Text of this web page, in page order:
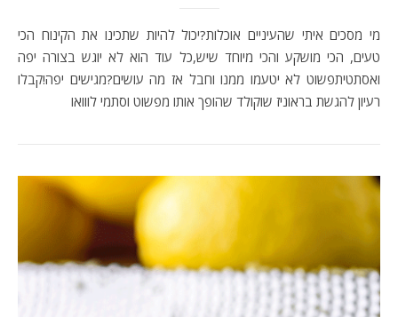
מי מסכים איתי שהעיניים אוכלות?יכול להיות שתכינו את הקינוח הכי
טעים, הכי מושקע והכי מיוחד שיש,כל עוד הוא לא יוגש בצורה יפה
ואסתטיתפשוט לא יטעמו ממנו וחבל אז מה עושים?מגישים יפה!קבלו
רעיון להגשת בראוניז שוקולד שהופך אותו מפשוט וסתמי לווואו